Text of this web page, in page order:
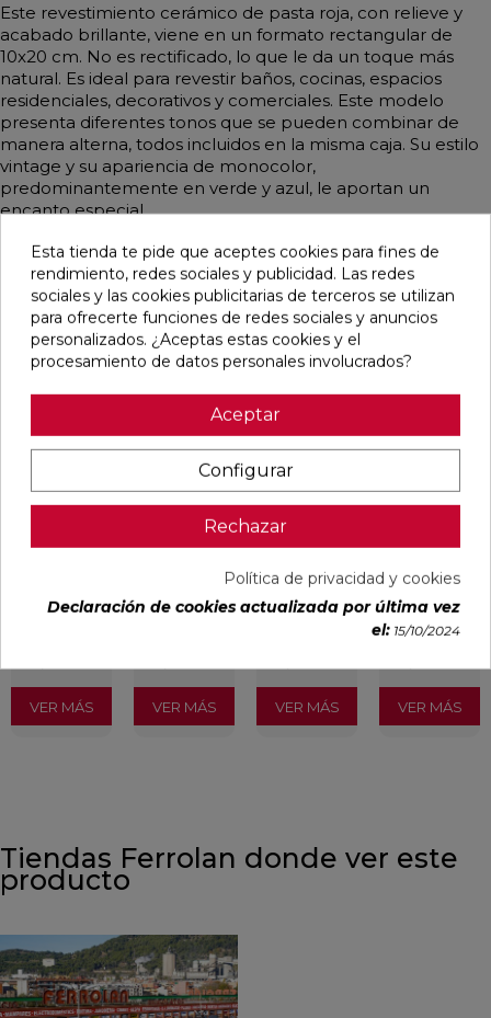
Este revestimiento cerámico de pasta roja, con relieve y
acabado brillante, viene en un formato rectangular de
10x20 cm. No es rectificado, lo que le da un toque más
natural. Es ideal para revestir baños, cocinas, espacios
residenciales, decorativos y comerciales. Este modelo
presenta diferentes tonos que se pueden combinar de
manera alterna, todos incluidos en la misma caja. Su estilo
vintage y su apariencia de monocolor,
predominantemente en verde y azul, le aportan un
encanto especial.
Pensamos que te puede interesar
BEIGE MATE
45X45
Ref:
Geotiles
20,45 €
favorite
VER MÁS
CONCEPT
MOON STRIP
F MATE
RECTIFICADO
Ref:
Colorker
PVP
34,97 €
favorite
VER MÁS
CONCEPT
CREAM STRIP
C MATE
RECTIFICADO
Ref:
Colorker
PVP
34,97 €
favorite
VER MÁS
ABADIA
NATURAL
Ref:
PVP
35,70 €
/m²
VER MÁS
Tiendas Ferrolan donde ver este
producto
Esta tienda te pide que aceptes cookies para fines de
rendimiento, redes sociales y publicidad. Las redes
sociales y las cookies publicitarias de terceros se utilizan
para ofrecerte funciones de redes sociales y anuncios
personalizados. ¿Aceptas estas cookies y el
procesamiento de datos personales involucrados?
Aceptar
Configurar
Rechazar
Política de privacidad y cookies
Declaración de cookies actualizada por última vez
el: 15/10/2024